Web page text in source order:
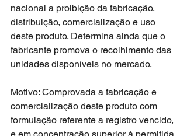
nacional a proibição da fabricação,
distribuição, comercialização e uso
deste produto. Determina ainda que o
fabricante promova o recolhimento das
unidades disponíveis no mercado.
Motivo: Comprovada a fabricação e
comercialização deste produto com
formulação referente a registro vencido,